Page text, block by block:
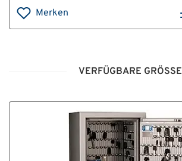
Merken
VERFÜGBARE GRÖSSEN